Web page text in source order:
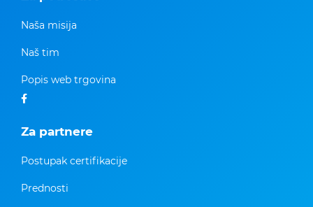
Naša misija
Naš tim
Popis web trgovina
Za partnere
Postupak certifikacije
Prednosti